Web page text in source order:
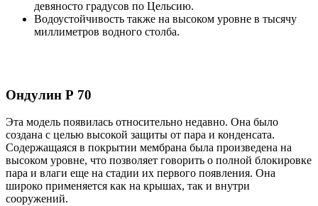
девяносто градусов по Цельсию.
Водоустойчивость также на высоком уровне в тысячу
миллиметров водного столба.
Ондулин Р 70
Эта модель появилась относительно недавно. Она было
создана с целью высокой защиты от пара и конденсата.
Содержащаяся в покрытии мембрана была произведена на
высоком уровне, что позволяет говорить о полной блокировке
пара и влаги еще на стадии их первого появления. Она
широко применяется как на крышах, так и внутри
сооружений.